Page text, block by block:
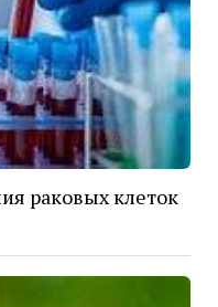
раковых клеток